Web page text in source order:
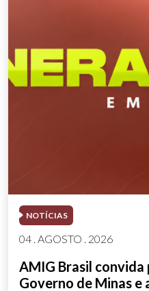
NOTÍCIAS
04 . AGOSTO . 2026
AMIG Brasil
Governo de Minas e